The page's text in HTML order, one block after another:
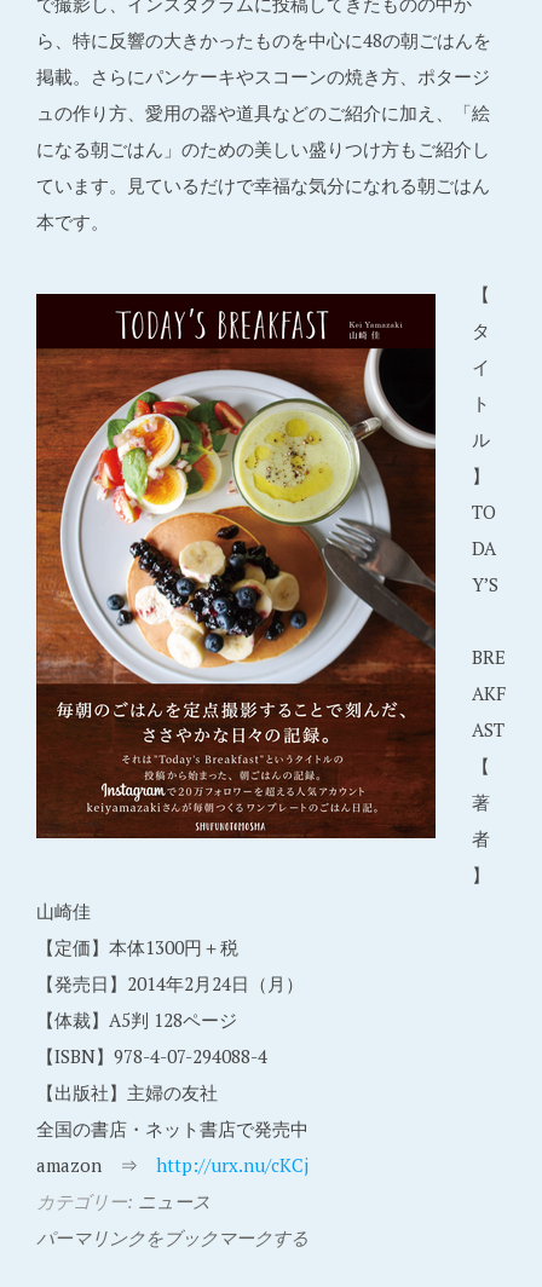
ら、特に反響の大きかったものを中心に48の朝ごはんを
掲載。さらにパンケーキやスコーンの焼き方、ポタージ
ュの作り方、愛用の器や道具などのご紹介に加え、「絵
になる朝ごはん」のための美しい盛りつけ方もご紹介し
ています。見ているだけで幸福な気分になれる朝ごはん
本です。
【
タ
イ
ト
ル
】
TO
DA
Y’S
BRE
AKF
AST
【
著
者
】
山崎佳
【定価】本体1300円＋税
【発売日】2014年2月24日（月）
【体裁】A5判 128ページ
【ISBN】978-4-07-294088-4
【出版社】主婦の友社
全国の書店・ネット書店で発売中
amazon ⇒ http://urx.nu/cKCj
カテゴリー: ニュース
パーマリンクをブックマークする